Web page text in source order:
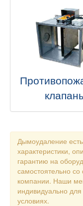
Дымоудаление
характеристики,
гарантию на
самостоятельно
компании. Наши
индивидуально
условиях.